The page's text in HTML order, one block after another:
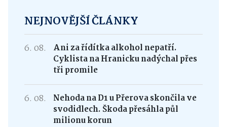
NEJNOVĚJŠÍ ČLÁNKY
6. 08.
Ani za řídítka alkohol nepatří.
Cyklista na Hranicku nadýchal přes
tři promile
6. 08.
Nehoda na D1 u Přerova skončila ve
svodidlech. Škoda přesáhla půl
milionu korun